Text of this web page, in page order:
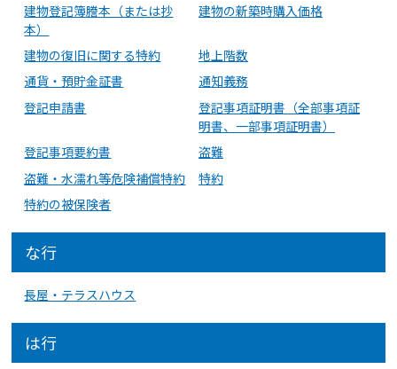
建物登記簿謄本（または抄
本）
建物の新築時購入価格
建物の復旧に関する特約
地上階数
通貨・預貯金証書
通知義務
登記申請書
登記事項証明書（全部事項証
明書、一部事項証明書）
登記事項要約書
盗難
盗難・水濡れ等危険補償特約
特約
特約の被保険者
な行
長屋・テラスハウス
は行